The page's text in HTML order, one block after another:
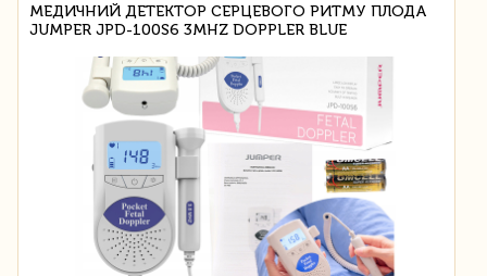
МЕДИЧНИЙ ДЕТЕКТОР СЕРЦЕВОГО РИТМУ ПЛОДА
JUMPER JPD-100S6 3MHZ DOPPLER BLUE